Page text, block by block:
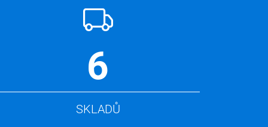
6
SKLADŮ